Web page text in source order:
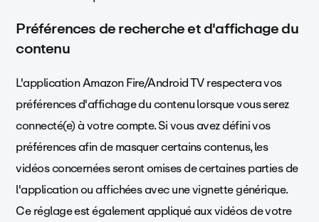
Préférences de recherche et d'affichage du
contenu
L'application Amazon Fire/Android TV respectera vos
préférences d'affichage du contenu lorsque vous serez
connecté(e) à votre compte. Si vous avez défini vos
préférences afin de masquer certains contenus, les
vidéos concernées seront omises de certaines parties de
l'application ou affichées avec une vignette générique.
Ce réglage est également appliqué aux vidéos de votre